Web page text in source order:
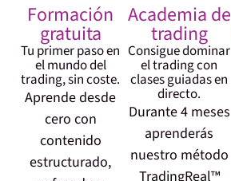
Formación
gratuita
Tu primer paso en
el mundo del
trading, sin coste.
Aprende desde
cero con
contenido
estructurado,
Academia de
trading
Consigue dominar
el trading con
clases guiadas en
directo.
Durante 4 meses
aprenderás
nuestro método
TradingReal™